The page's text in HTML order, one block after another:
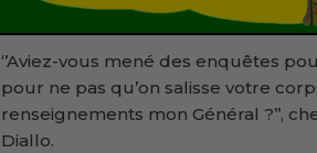
‘’Aviez-vous mené des enquêtes
pour ne pas qu’on salisse votre
renseignements mon Général ?’’,
Diallo.